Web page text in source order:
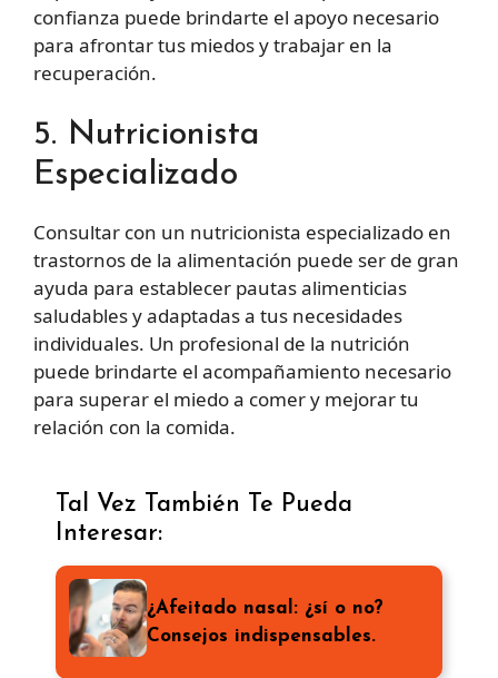
confianza puede brindarte el apoyo necesario
para afrontar tus miedos y trabajar en la
recuperación.
5. Nutricionista
Especializado
Consultar con un nutricionista especializado en
trastornos de la alimentación puede ser de gran
ayuda para establecer pautas alimenticias
saludables y adaptadas a tus necesidades
individuales. Un profesional de la nutrición
puede brindarte el acompañamiento necesario
para superar el miedo a comer y mejorar tu
relación con la comida.
Tal Vez También Te Pueda
Interesar:
¿Afeitado nasal: ¿sí o no?
Consejos indispensables.